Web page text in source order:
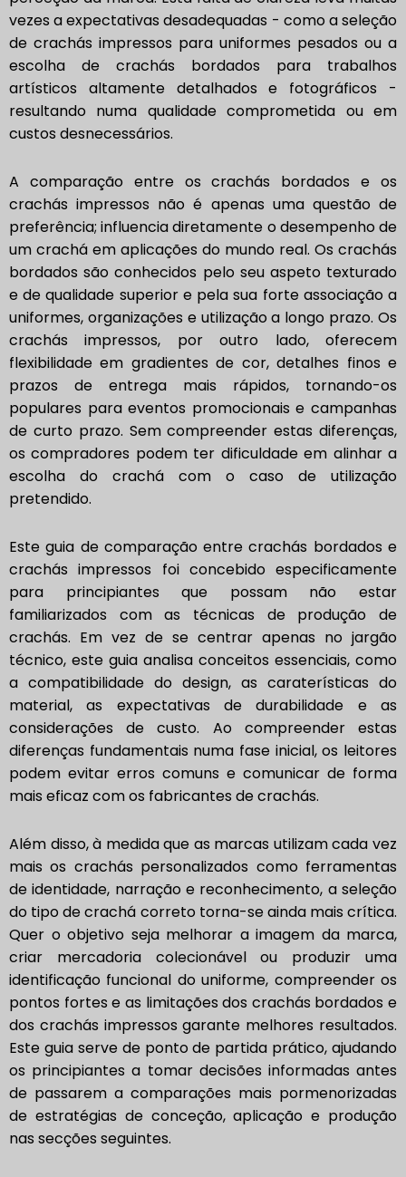
vezes a expectativas desadequadas - como a seleção
de crachás impressos para uniformes pesados ou a
escolha de crachás bordados para trabalhos
artísticos altamente detalhados e fotográficos -
resultando numa qualidade comprometida ou em
custos desnecessários.
A comparação entre os crachás bordados e os
crachás impressos não é apenas uma questão de
preferência; influencia diretamente o desempenho de
um crachá em aplicações do mundo real. Os crachás
bordados são conhecidos pelo seu aspeto texturado
e de qualidade superior e pela sua forte associação a
uniformes, organizações e utilização a longo prazo. Os
crachás impressos, por outro lado, oferecem
flexibilidade em gradientes de cor, detalhes finos e
prazos de entrega mais rápidos, tornando-os
populares para eventos promocionais e campanhas
de curto prazo. Sem compreender estas diferenças,
os compradores podem ter dificuldade em alinhar a
escolha do crachá com o caso de utilização
pretendido.
Este guia de comparação entre crachás bordados e
crachás impressos foi concebido especificamente
para principiantes que possam não estar
familiarizados com as técnicas de produção de
crachás. Em vez de se centrar apenas no jargão
técnico, este guia analisa conceitos essenciais, como
a compatibilidade do design, as caraterísticas do
material, as expectativas de durabilidade e as
considerações de custo. Ao compreender estas
diferenças fundamentais numa fase inicial, os leitores
podem evitar erros comuns e comunicar de forma
mais eficaz com os fabricantes de crachás.
Além disso, à medida que as marcas utilizam cada vez
mais os crachás personalizados como ferramentas
de identidade, narração e reconhecimento, a seleção
do tipo de crachá correto torna-se ainda mais crítica.
Quer o objetivo seja melhorar a imagem da marca,
criar mercadoria colecionável ou produzir uma
identificação funcional do uniforme, compreender os
pontos fortes e as limitações dos crachás bordados e
dos crachás impressos garante melhores resultados.
Este guia serve de ponto de partida prático, ajudando
os principiantes a tomar decisões informadas antes
de passarem a comparações mais pormenorizadas
de estratégias de conceção, aplicação e produção
nas secções seguintes.